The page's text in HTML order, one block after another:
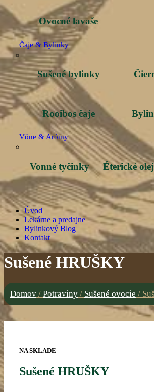
Ovocné lavaše
Čaje & Bylinky
Sušené bylinky
Rooibos čaje
Vône & Arómy
Vonné tyčinky Éterické
Úvod
Lekárne a predajne
Bylinkový Blog
Kontakt
Sušené HRUŠKY
Domov / Potraviny / Sušené ovocie /
NA SKLADE
Sušené HRUŠKY